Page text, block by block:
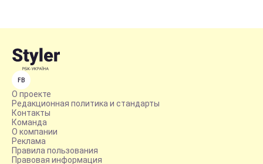
FB
О проекте
Редакционная политика и стандарты
Контакты
Команда
О компании
Реклама
Правила пользования
Правовая информация